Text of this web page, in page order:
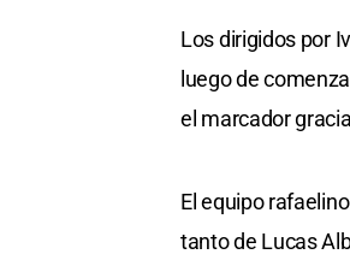
Los dirigidos por
luego de
el marcador
El equipo
tanto de Lucas